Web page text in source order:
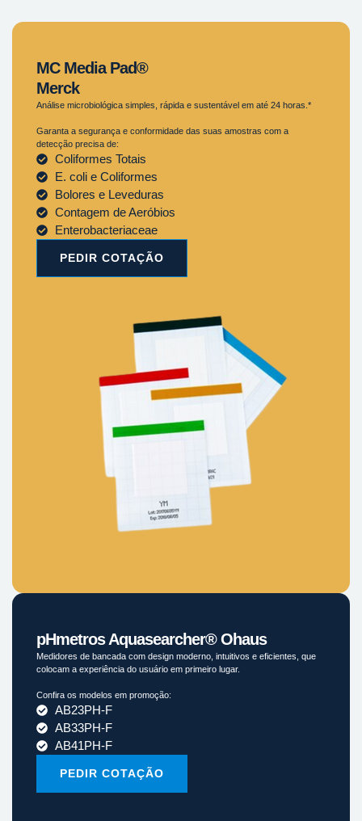
MC Media Pad®
Merck
Análise microbiológica simples, rápida e sustentável em até 24 horas.*
Garanta a segurança e conformidade das suas amostras com a
detecção precisa de:
Coliformes Totais
E. coli e Coliformes
Bolores e Leveduras
Contagem de Aeróbios
Enterobacteriaceae
PEDIR COTAÇÃO
pHmetros Aquasearcher® Ohaus
Medidores de bancada com design moderno, intuitivos e eficientes, que
colocam a experiência do usuário em primeiro lugar.
Confira os modelos em promoção:
AB23PH-F
AB33PH-F
AB41PH-F
PEDIR COTAÇÃO